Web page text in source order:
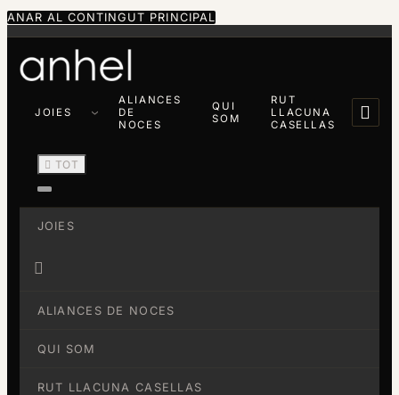
ANAR AL CONTINGUT PRINCIPAL
JOIES
ALIANCES
DE
NOCES
QUI
SOM
RUT
LLACUNA
CASELLAS

 TOT
JOIES

ALIANCES DE NOCES
QUI SOM
RUT LLACUNA CASELLAS